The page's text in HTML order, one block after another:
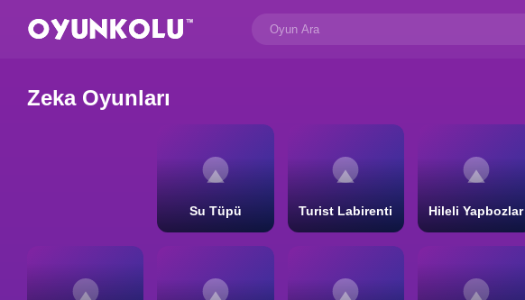
Zeka Oyunları
Su Tüpü Turist Labirenti Hileli Yapbozlar